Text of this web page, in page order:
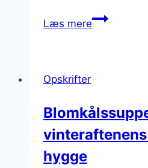
Læs mere
Opskrifter
hygge